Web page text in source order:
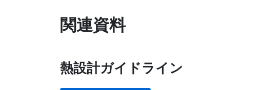
関連資料
熱設計ガイドライン